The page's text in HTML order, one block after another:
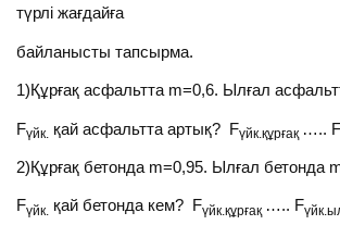
түрлі жағдайға
байланысты тапсырма.
1)Құрғақ асфальтта m=0,6. Ылғал
Fүйк. қай асфальтта артық? Fүйк.құрғақ …..
2)Құрғақ бетонда m=0,95. Ылғал бетонда
Fүйк. қай бетонда кем? Fүйк.құрғақ ….. F